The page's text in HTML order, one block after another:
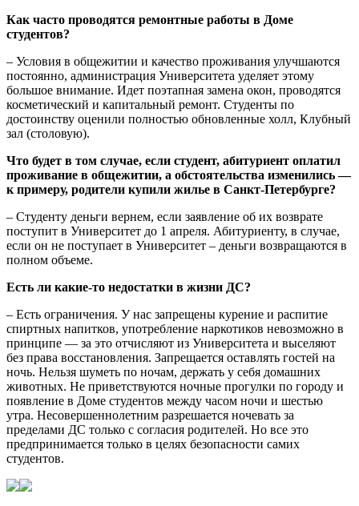
Как часто проводятся ремонтные работы в Доме
студентов?
– Условия в общежитии и качество проживания улучшаются
постоянно, администрация Университета уделяет этому
большое внимание. Идет поэтапная замена окон, проводятся
косметический и капитальный ремонт. Студенты по
достоинству оценили полностью обновленные холл, Клубный
зал (столовую).
Что будет в том случае, если студент, абитуриент оплатил
проживание в общежитии, а обстоятельства изменились —
к примеру, родители купили жилье в Санкт-Петербурге?
– Студенту деньги вернем, если заявление об их возврате
поступит в Университет до 1 апреля. Абитуриенту, в случае,
если он не поступает в Университет – деньги возвращаются в
полном объеме.
Есть ли какие-то недостатки в жизни ДС?
– Есть ограничения. У нас запрещены курение и распитие
спиртных напитков, употребление наркотиков невозможно в
принципе — за это отчисляют из Университета и выселяют
без права восстановления. Запрещается оставлять гостей на
ночь. Нельзя шуметь по ночам, держать у себя домашних
животных. Не приветствуются ночные прогулки по городу и
появление в Доме студентов между часом ночи и шестью
утра. Несовершеннолетним разрешается ночевать за
пределами ДС только с согласия родителей. Но все это
предпринимается только в целях безопасности самих
студентов.